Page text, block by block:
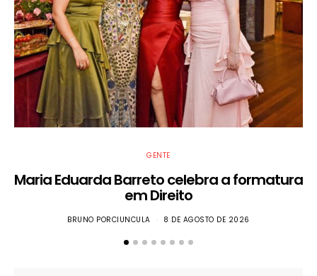
GENTE
Maria Eduarda Barreto celebra a formatura
em Direito
BRUNO PORCIUNCULA 8 DE AGOSTO DE 2026